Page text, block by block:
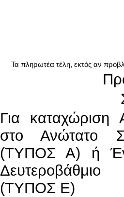
Τα πληρωτέα τέλη, εκτός αν
Για καταχώριση
στο Ανώτατο
(ΤΥΠΟΣ Α) ή
(ΤΥΠΟΣ Ε)